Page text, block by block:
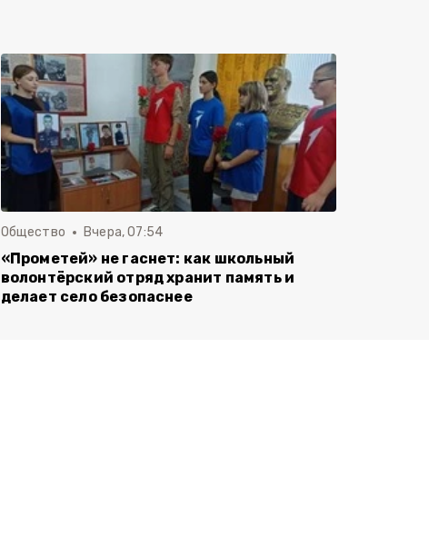
Общество Вчера, 07:54
«Прометей» не гаснет: как школьный
волонтёрский отряд хранит память и
делает село безопаснее